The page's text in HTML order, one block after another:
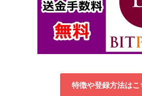
特徴や登録方法はこ